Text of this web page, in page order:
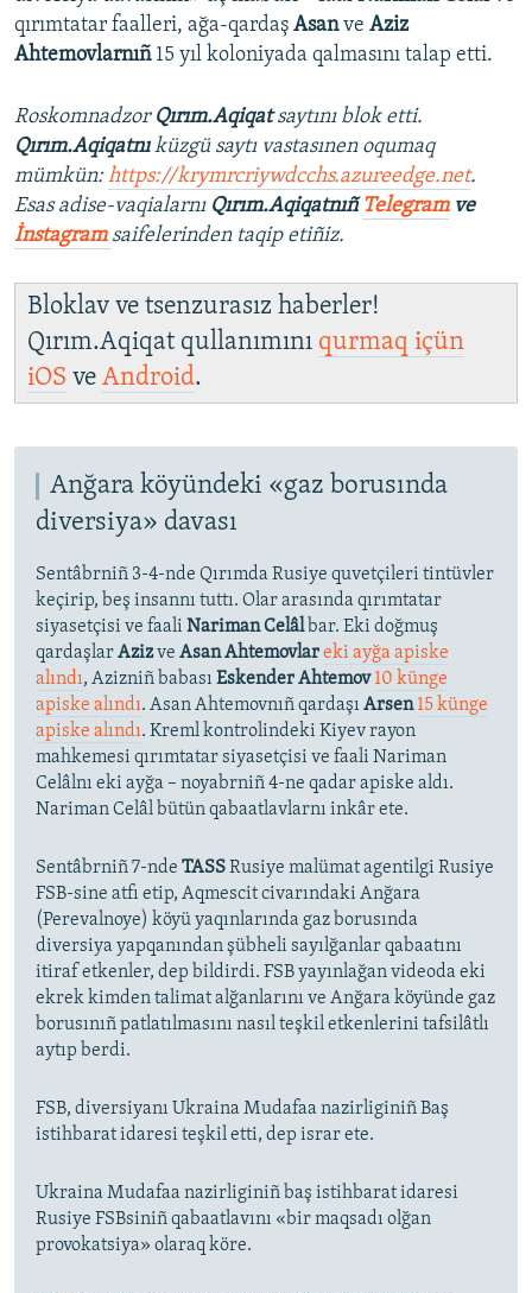
qırımtatar faalleri, ağa-qardaş Asanve Aziz
Ahtemovlarnıñ 15 yıl koloniyada qalmasını talap etti.
Roskomnadzor Qırım.Aqiqatsaytını blok etti.
Qırım.Aqiqatnıküzgü saytı vastasınen oqumaq
mümkün:https://krymrcriywdcchs.azureedge.net.
Esas adise-vaqialarnı Qırım.Aqiqatnıñ Telegramve
İnstagram saifelerinden taqip etiñiz.
Bloklav ve tsenzurasız haberler!
Qırım.Aqiqat qullanımını qurmaq içün
iOS ve Android.
Anğara köyündeki «gaz borusında
diversiya» davası
Sentâbrniñ 3-4-nde Qırımda Rusiye quvetçileri tintüvler
keçirip, beş insannı tuttı. Olar arasında qırımtatar
siyasetçisi ve faali Nariman Celâlbar. Eki doğmuş
qardaşlarAzizve Asan Ahtemovlareki ayğa apiske
alındı, Azizniñ babası Eskender Ahtemov 10 künge
apiske alındı. Asan Ahtemovnıñ qardaşı Arsen15 künge
apiske alındı. Kreml kontrolindeki Kiyev rayon
mahkemesi qırımtatar siyasetçisi ve faali Nariman
Celâlnı eki ayğa – noyabrniñ 4-ne qadar apiske aldı.
Nariman Celâl bütün qabaatlavlarnı inkâr ete.
Sentâbrniñ 7-nde TASSRusiye malümat agentilgi Rusiye
FSB-sine atfı etip, Aqmescit civarındaki Anğara
(Perevalnoye) köyü yaqınlarında gaz borusında
diversiya yapqanından şübheli sayılğanlar qabaatını
itiraf etkenler, dep bildirdi. FSB yayınlağan videoda eki
ekrek kimden talimat alğanlarını ve Anğara köyünde gaz
borusınıñ patlatılmasını nasıl teşkil etkenlerini tafsilâtlı
aytıp berdi.
FSB, diversiyanı Ukraina Mudafaa nazirliginiñ Baş
istihbarat idaresi teşkil etti, dep israr ete.
Ukraina Mudafaa nazirliginiñ baş istihbarat idaresi
Rusiye FSBsiniñ qabaatlavını «bir maqsadı olğan
provokatsiya» olaraq köre.